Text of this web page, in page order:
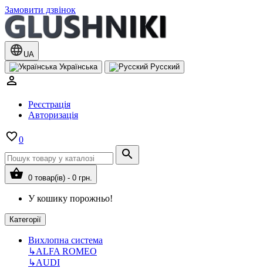
Замовити дзвінок
UA
Українська
Русский
Реєстрація
Авторизація
0
0 товар(ів) - 0 грн.
У кошику порожньо!
Категорії
Вихлопна система
↳ALFA ROMEO
↳AUDI